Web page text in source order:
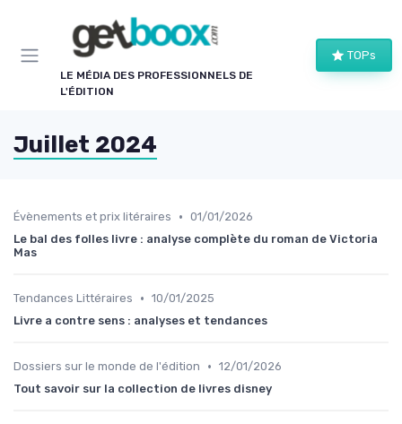
LE MÉDIA DES PROFESSIONNELS DE
L'ÉDITION
TOPs
Juillet 2024
Évènements et prix litéraires • 01/01/2026
Le bal des folles livre : analyse complète du roman de Victoria
Mas
Tendances Littéraires • 10/01/2025
Livre a contre sens : analyses et tendances
Dossiers sur le monde de l'édition • 12/01/2026
Tout savoir sur la collection de livres disney